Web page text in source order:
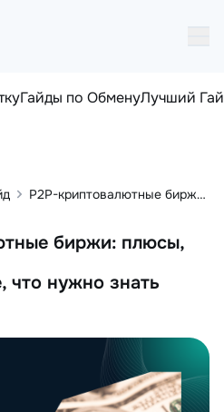
Гайды по ОбменуЛучший
P2P-криптовалютные биржи: плюсы, минусы и все, что нужно знать
биржи: плюсы,
что нужно знать